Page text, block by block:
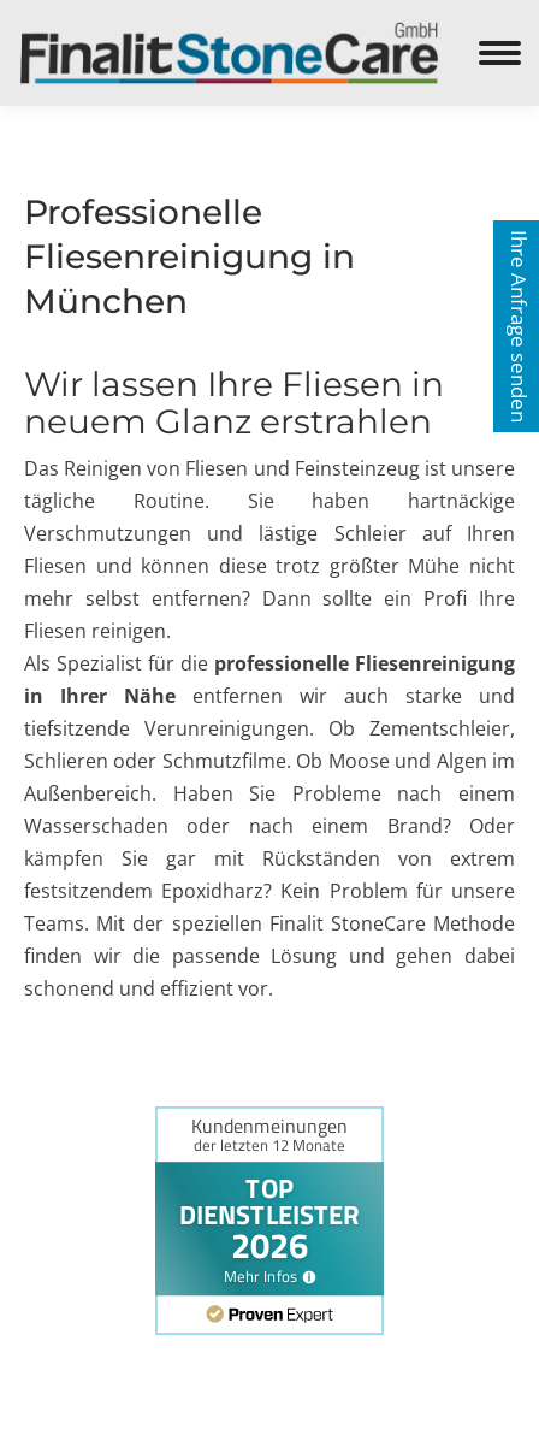
Search:
Professionelle
Fliesenreinigung in
München
Wir lassen Ihre Fliesen in
neuem Glanz erstrahlen
Das Reinigen von Fliesen und Feinsteinzeug ist unsere
tägliche Routine. Sie haben hartnäckige
Verschmutzungen und lästige Schleier auf Ihren
Fliesen und können diese trotz größter Mühe nicht
mehr selbst entfernen? Dann sollte ein Profi Ihre
Fliesen reinigen.
Als Spezialist für die professionelle Fliesenreinigung
in Ihrer Nähe entfernen wir auch starke und
tiefsitzende Verunreinigungen. Ob Zementschleier,
Schlieren oder Schmutzfilme. Ob Moose und Algen im
Außenbereich. Haben Sie Probleme nach einem
Wasserschaden oder nach einem Brand? Oder
kämpfen Sie gar mit Rückständen von extrem
festsitzendem Epoxidharz? Kein Problem für unsere
Teams. Mit der speziellen Finalit StoneCare Methode
finden wir die passende Lösung und gehen dabei
schonend und effizient vor.
Ihre Anfrage senden